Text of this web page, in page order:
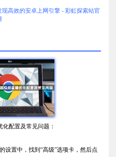
现高效的安卓上网引擎 - 彩虹探索站官
化配置及常见问题：
设置中，找到“高级”选项卡，然后点